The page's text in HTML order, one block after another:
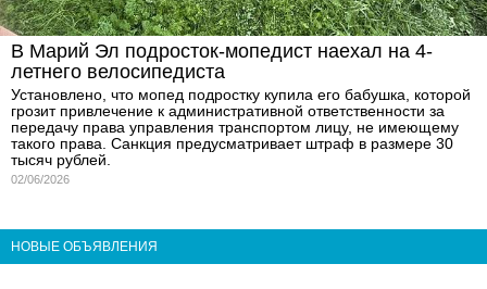
В Марий Эл подросток-мопедист наехал на 4-
летнего велосипедиста
Установлено, что мопед подростку купила его бабушка, которой
грозит привлечение к административной ответственности за
передачу права управления транспортом лицу, не имеющему
такого права. Санкция предусматривает штраф в размере 30
тысяч рублей.
02/06/2026
НОВЫЕ ОБЪЯВЛЕНИЯ